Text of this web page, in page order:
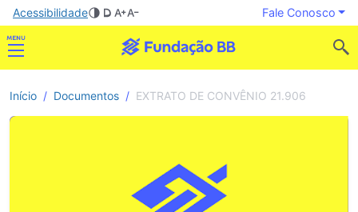
Acessibilidade Fale Conosco
Início Documentos EXTRATO DE CONVÊNIO 21.906